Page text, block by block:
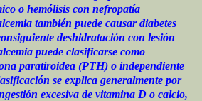
o hemólisis con nefropatía
también puede causar diabetes
deshidratación con lesión
puede clasificarse como
paratiroidea (PTH) o independiente
se explica generalmente por
excesiva de vitamina D o calcio,